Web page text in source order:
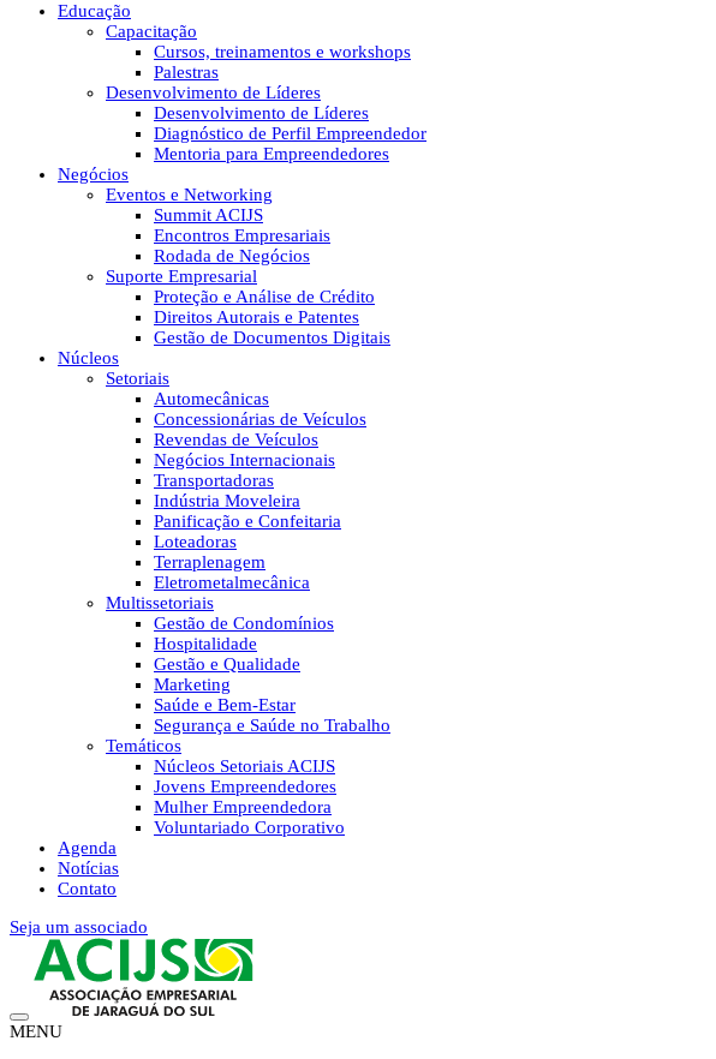
Educação
Capacitação
Cursos, treinamentos e workshops
Palestras
Desenvolvimento de Líderes
Desenvolvimento de Líderes
Diagnóstico de Perfil Empreendedor
Mentoria para Empreendedores
Negócios
Eventos e Networking
Summit ACIJS
Encontros Empresariais
Rodada de Negócios
Suporte Empresarial
Proteção e Análise de Crédito
Direitos Autorais e Patentes
Gestão de Documentos Digitais
Núcleos
Setoriais
Automecânicas
Concessionárias de Veículos
Revendas de Veículos
Negócios Internacionais
Transportadoras
Indústria Moveleira
Panificação e Confeitaria
Loteadoras
Terraplenagem
Eletrometalmecânica
Multissetoriais
Gestão de Condomínios
Hospitalidade
Gestão e Qualidade
Marketing
Saúde e Bem-Estar
Segurança e Saúde no Trabalho
Temáticos
Núcleos Setoriais ACIJS
Jovens Empreendedores
Mulher Empreendedora
Voluntariado Corporativo
Agenda
Notícias
Contato
Seja um associado
MENU